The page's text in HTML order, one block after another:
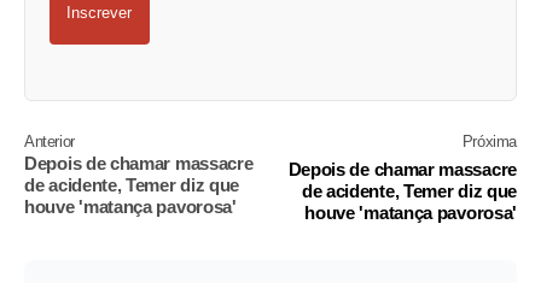
Inscrever
Anterior
Depois de chamar massacre
de acidente, Temer diz que
houve 'matança pavorosa'
Próxima
Depois de chamar massacre
de acidente, Temer diz que
houve 'matança pavorosa'